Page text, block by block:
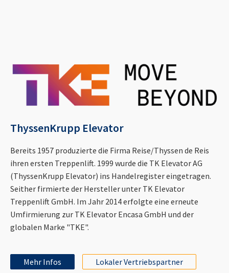
ThyssenKrupp Elevator
Bereits 1957 produzierte die Firma Reise/Thyssen de Reis
ihren ersten Treppenlift. 1999 wurde die TK Elevator AG
(ThyssenKrupp Elevator) ins Handelregister eingetragen.
Seither firmierte der Hersteller unter TK Elevator
Treppenlift GmbH. Im Jahr 2014 erfolgte eine erneute
Umfirmierung zur TK Elevator Encasa GmbH und der
globalen Marke "TKE".
Mehr Infos Lokaler Vertriebspartner